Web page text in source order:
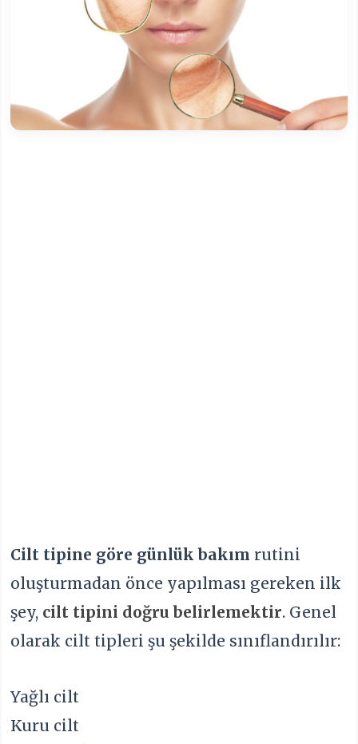
Cilt tipine göre günlük bakım rutini
oluşturmadan önce yapılması gereken ilk
şey, cilt tipini doğru belirlemektir. Genel
olarak cilt tipleri şu şekilde sınıflandırılır:
Yağlı cilt
Kuru cilt